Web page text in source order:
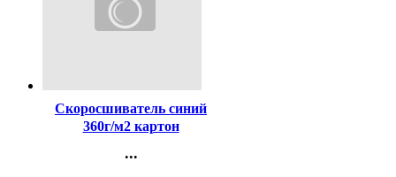
Скоросшиватель синий
360г/м2 картон
арт.743121
...